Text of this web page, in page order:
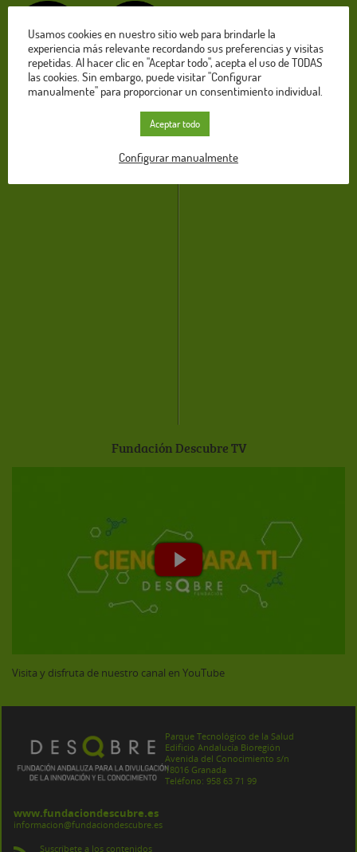
Fundación Descubre TV
Visita y disfruta de nuestro canal en YouTube
Parque Tecnológico de la Salud
Edificio Andalucía Bioregión
Avenida del Conocimiento s/n
18016 Granada
Teléfono: 958 63 71 99
www.fundaciondescubre.es
informacion@fundaciondescubre.es
Suscríbete a los contenidos
Usamos cookies en nuestro sitio web para brindarle la
experiencia más relevante recordando sus preferencias y visitas
repetidas. Al hacer clic en "Aceptar todo", acepta el uso de TODAS
las cookies. Sin embargo, puede visitar "Configurar
manualmente" para proporcionar un consentimiento individual.
Aceptar todo
Configurar manualmente